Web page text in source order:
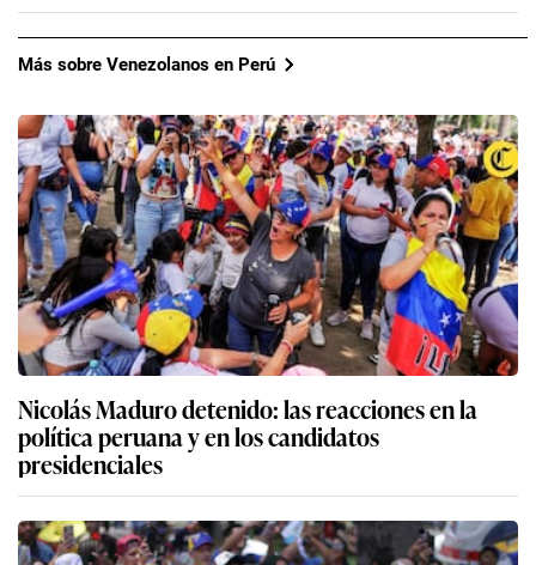
Más sobre Venezolanos en Perú
Nicolás Maduro detenido: las reacciones en la
política peruana y en los candidatos
presidenciales